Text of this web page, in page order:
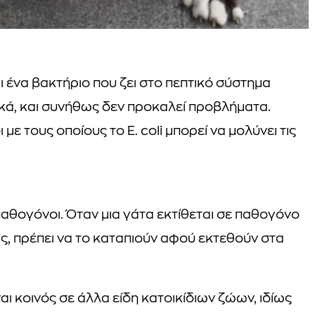
ένα βακτήριο που ζει στο πεπτικό σύστημα
και συνήθως δεν προκαλεί προβλήματα.
τους οποίους το E. coli μπορεί να μολύνει τις
Όταν μια γάτα εκτίθεται σε παθογόνο
πρέπει να το καταπιούν αφού εκτεθούν στα
κοινός σε άλλα είδη κατοικίδιων ζώων, ιδίως